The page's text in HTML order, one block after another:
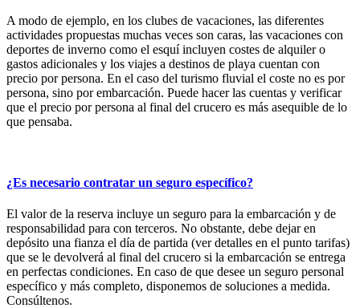
A modo de ejemplo, en los clubes de vacaciones, las diferentes
actividades propuestas muchas veces son caras, las vacaciones con
deportes de inverno como el esquí incluyen costes de alquiler o
gastos adicionales y los viajes a destinos de playa cuentan con
precio por persona. En el caso del turismo fluvial el coste no es por
persona, sino por embarcación. Puede hacer las cuentas y verificar
que el precio por persona al final del crucero es más asequible de lo
que pensaba.
¿Es necesario contratar un seguro específico?
El valor de la reserva incluye un seguro para la embarcación y de
responsabilidad para con terceros. No obstante, debe dejar en
depósito una fianza el día de partida (ver detalles en el punto tarifas)
que se le devolverá al final del crucero si la embarcación se entrega
en perfectas condiciones. En caso de que desee un seguro personal
específico y más completo, disponemos de soluciones a medida.
Consúltenos.